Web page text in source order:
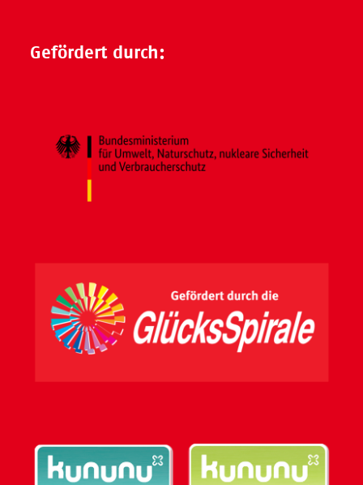
Gefördert durch: